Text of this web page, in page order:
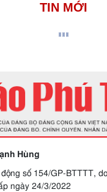
TIN MỚI
Hùng
số 154/GP-BTTTT,
ngày 24/3/2022